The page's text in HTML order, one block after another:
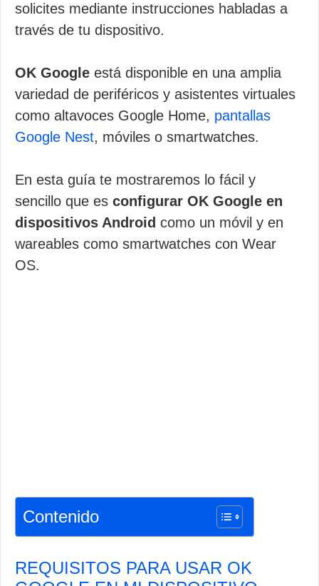
solicites mediante instrucciones habladas a
través de tu dispositivo.
OK Google está disponible en una amplia
variedad de periféricos y asistentes virtuales
como altavoces Google Home, pantallas
Google Nest, móviles o smartwatches.
En esta guía te mostraremos lo fácil y
sencillo que es configurar OK Google en
dispositivos Android como un móvil y en
wareables como smartwatches con Wear
OS.
Contenido
REQUISITOS PARA USAR OK